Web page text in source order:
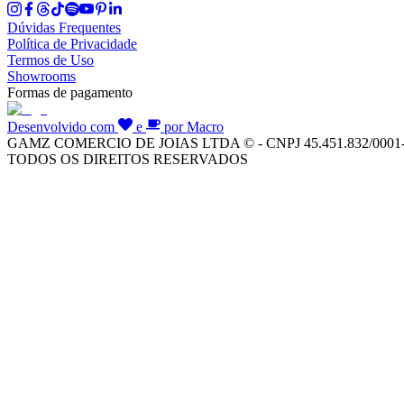
Dúvidas Frequentes
Política de Privacidade
Termos de Uso
Showrooms
Formas de pagamento
Desenvolvido com e
por Macro
GAMZ COMERCIO DE JOIAS LTDA © - CNPJ 45.451.832/
TODOS OS DIREITOS RESERVADOS